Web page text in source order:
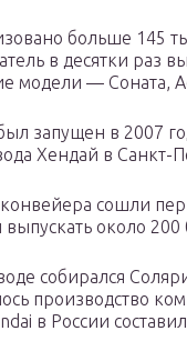
больше 145
в десятки
модели — Соната,
запущен в 2007
Хендай в Санкт-
конвейера сошли
выпускать около
собирался
производство
в России